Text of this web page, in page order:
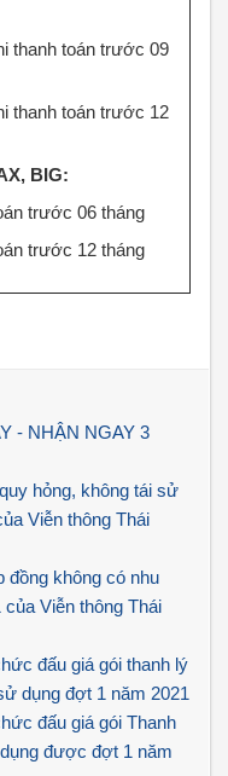
toán trước 09
toán trước 12
BIG:
trước 06 tháng
trước 12 tháng
- NHẬN NGAY 3
hỏng, không tái sử
Viễn thông Thái
không có nhu
Viễn thông Thái
đấu giá gói thanh lý
dụng đợt 1 năm 2021
đấu giá gói Thanh
được đợt 1 năm